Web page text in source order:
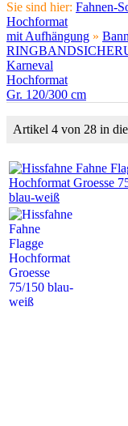
Sie sind hier: Fahnen-
Hochformat
mit Aufhängung »
Karneval
Hochformat
Gr. 120/300 cm
Artikel 4 von 28 in